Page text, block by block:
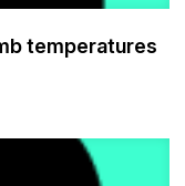
temperatures